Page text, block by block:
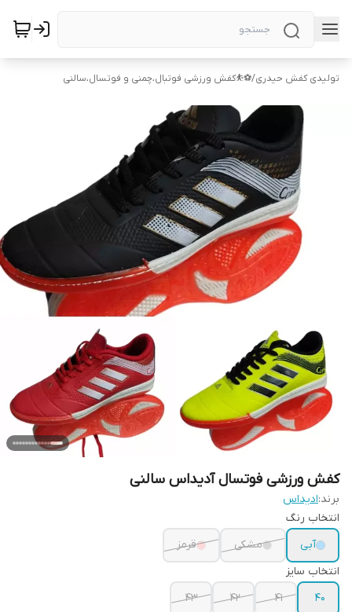
تولیدی کفش حیدری/⚽⛹️کفش ورزشی فوتبال،چمنی و فوتسال،سالنی
کفش ورزشی فوتسال آدیداس سالنی
برند:ادیداس
انتخاب رنگ
آبی
مشکی
قرمز
انتخاب سایز
40
۴۱ ۴۲ ۴۳